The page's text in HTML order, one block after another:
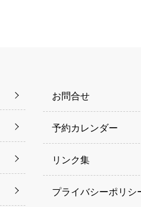
お問合せ
予約カレンダー
リンク集
プライバシーポリシ